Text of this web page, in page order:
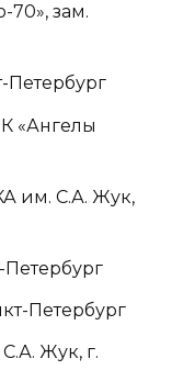
70», зам.
Петербург
«Ангелы
им. С.А. Жук,
Петербург
Жук, г.